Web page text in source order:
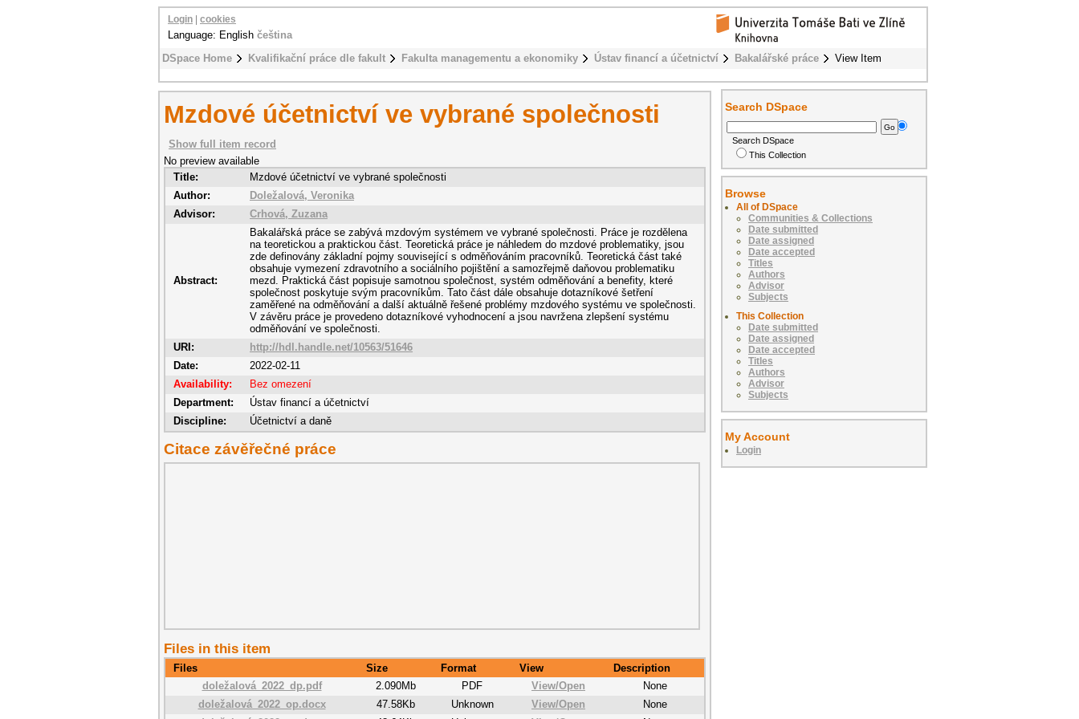
DSpace Home Kvalifikační práce dle fakult Fakulta managementu a ekonomiky Ústav financí a účetnictví Bakalářské práce View Item
Login cookies
Language: English čeština
Mzdové účetnictví ve vybrané společnosti
Show full item record
No preview available
Title:
Mzdové účetnictví ve vybrané společnosti
Author:
Doležalová, Veronika
Advisor:
Crhová, Zuzana
Abstract:
Bakalářská práce se zabývá mzdovým systémem ve vybrané společnosti. Práce je rozdělena
na teoretickou a praktickou část. Teoretická práce je náhledem do mzdové problematiky, jsou
zde definovány základní pojmy související s odměňováním pracovníků. Teoretická část také
obsahuje vymezení zdravotního a sociálního pojištění a samozřejmě daňovou problematiku
mezd. Praktická část popisuje samotnou společnost, systém odměňování a benefity, které
společnost poskytuje svým pracovníkům. Tato část dále obsahuje dotazníkové šetření
zaměřené na odměňování a další aktuálně řešené problémy mzdového systému ve společnosti.
V závěru práce je provedeno dotazníkové vyhodnocení a jsou navržena zlepšení systému
odměňování ve společnosti.
URI:
http://hdl.handle.net/10563/51646
Date:
2022-02-11
Availability:
Bez omezení
Department:
Ústav financí a účetnictví
Discipline:
Účetnictví a daně
Citace závěřečné práce
Files in this item
Files Size Format View
Description
doležalová_2022_dp.pdf
2.090Mb PDF View/Open
None
doležalová_2022_op.docx
47.58Kb Unknown View/Open
None
Search DSpace
Search DSpace
This Collection
Browse
All of DSpace
Communities & Collections
Date submitted
Date assigned
Date accepted
Titles
Authors
Advisor
Subjects
This Collection
Date submitted
Date assigned
Date accepted
Titles
Authors
Advisor
Subjects
My Account
Login